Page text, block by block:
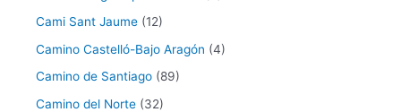
Cami Sant Jaume (12)
Camino Castelló-Bajo Aragón (4)
Camino de Santiago (89)
Camino del Norte (32)